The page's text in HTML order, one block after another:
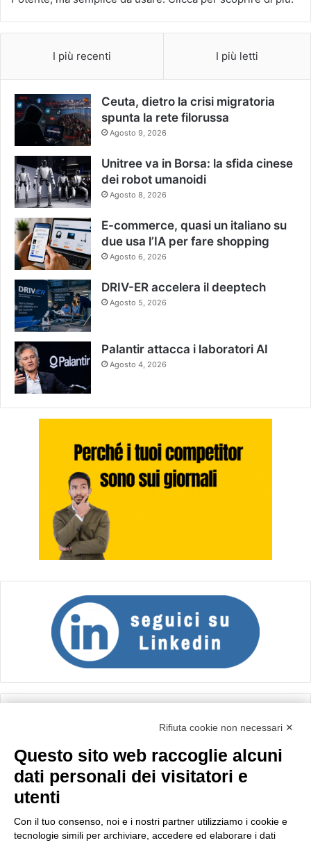
I più recenti I più letti
Ceuta, dietro la crisi migratoria
spunta la rete filorussa
Agosto 9, 2026
Unitree va in Borsa: la sfida cinese
dei robot umanoidi
Agosto 8, 2026
E-commerce, quasi un italiano su
due usa l’IA per fare shopping
Agosto 6, 2026
DRIV-ER accelera il deeptech
Agosto 5, 2026
Palantir attacca i laboratori AI
Agosto 4, 2026
Importo netto (€):
Rifiuta cookie non necessari ✕
Questo sito web raccoglie alcuni
dati personali dei visitatori e
utenti
Con il tuo consenso, noi e i nostri partner utilizziamo i cookie e
tecnologie simili per archiviare, accedere ed elaborare i dati